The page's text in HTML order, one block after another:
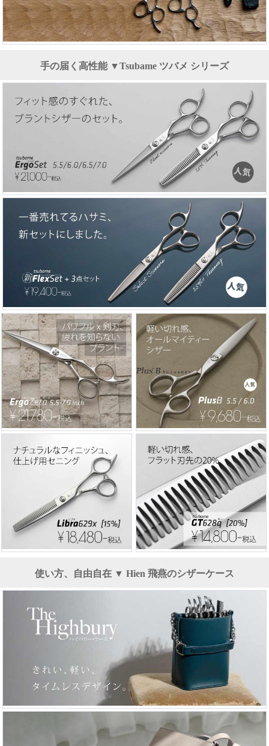
手の届く高性能 ▼Tsubame ツバメ シリーズ
使い方、自由自在 ▼ Hien 飛燕のシザーケース